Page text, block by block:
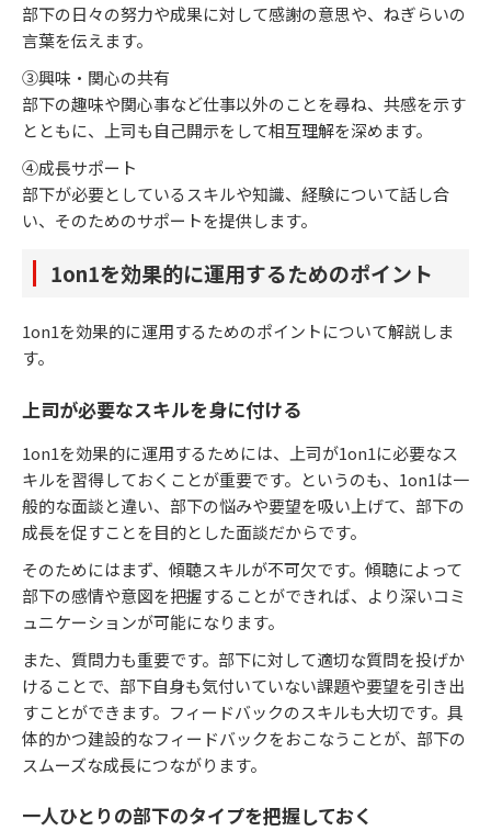
部下の日々の努力や成果に対して感謝の意思や、ねぎらいの
言葉を伝えます。
③興味・関心の共有
部下の趣味や関心事など仕事以外のことを尋ね、共感を示す
とともに、上司も自己開示をして相互理解を深めます。
④成長サポート
部下が必要としているスキルや知識、経験について話し合
い、そのためのサポートを提供します。
1on1を効果的に運用するためのポイント
1on1を効果的に運用するためのポイントについて解説しま
す。
上司が必要なスキルを身に付ける
1on1を効果的に運用するためには、上司が1on1に必要なス
キルを習得しておくことが重要です。というのも、1on1は一
般的な面談と違い、部下の悩みや要望を吸い上げて、部下の
成長を促すことを目的とした面談だからです。
そのためにはまず、傾聴スキルが不可欠です。傾聴によって
部下の感情や意図を把握することができれば、より深いコミ
ュニケーションが可能になります。
また、質問力も重要です。部下に対して適切な質問を投げか
けることで、部下自身も気付いていない課題や要望を引き出
すことができます。フィードバックのスキルも大切です。具
体的かつ建設的なフィードバックをおこなうことが、部下の
スムーズな成長につながります。
一人ひとりの部下のタイプを把握しておく